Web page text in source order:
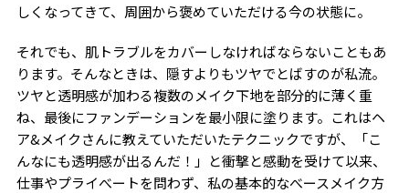
しくなってきて、周囲から褒めていただける今の状態に。
それでも、肌トラブルをカバーしなければならないこともあ
ります。そんなときは、隠すよりもツヤでとばすのが私流。
ツヤと透明感が加わる複数のメイク下地を部分的に薄く重
ね、最後にファンデーションを最小限に塗ります。これはヘ
ア&メイクさんに教えていただいたテクニックですが、「こ
んなにも透明感が出るんだ！」と衝撃と感動を受けて以来、
仕事やプライべートを問わず、私の基本的なべースメイク方